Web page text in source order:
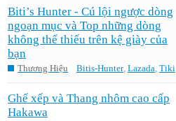
Biti’s Hunter - Cú lội ngược dòng
ngoạn mục và Top những dòng
không thể thiếu trên kệ giày của
bạn
Thương Hiệu Bitis-Hunter, Lazada, Tiki
Ghế xếp và Thang nhôm cao cấp
Hakawa